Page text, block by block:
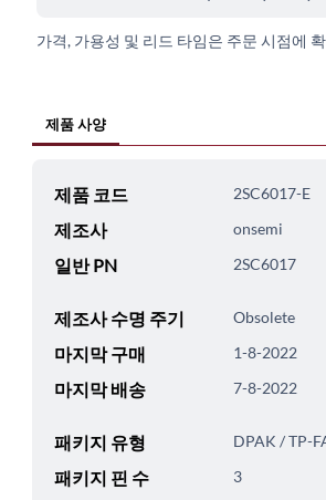
가격, 가용성 및 리드 타임은 주문 시점에
제품 사양
제품 코드 2SC6017-E
제조사 onsemi
일반 PN 2SC6017
제조사 수명 주기 Obsolete
마지막 구매 1-8-2022
마지막 배송 7-8-2022
패키지 유형 DPAK / TP-
패키지 핀 수 3